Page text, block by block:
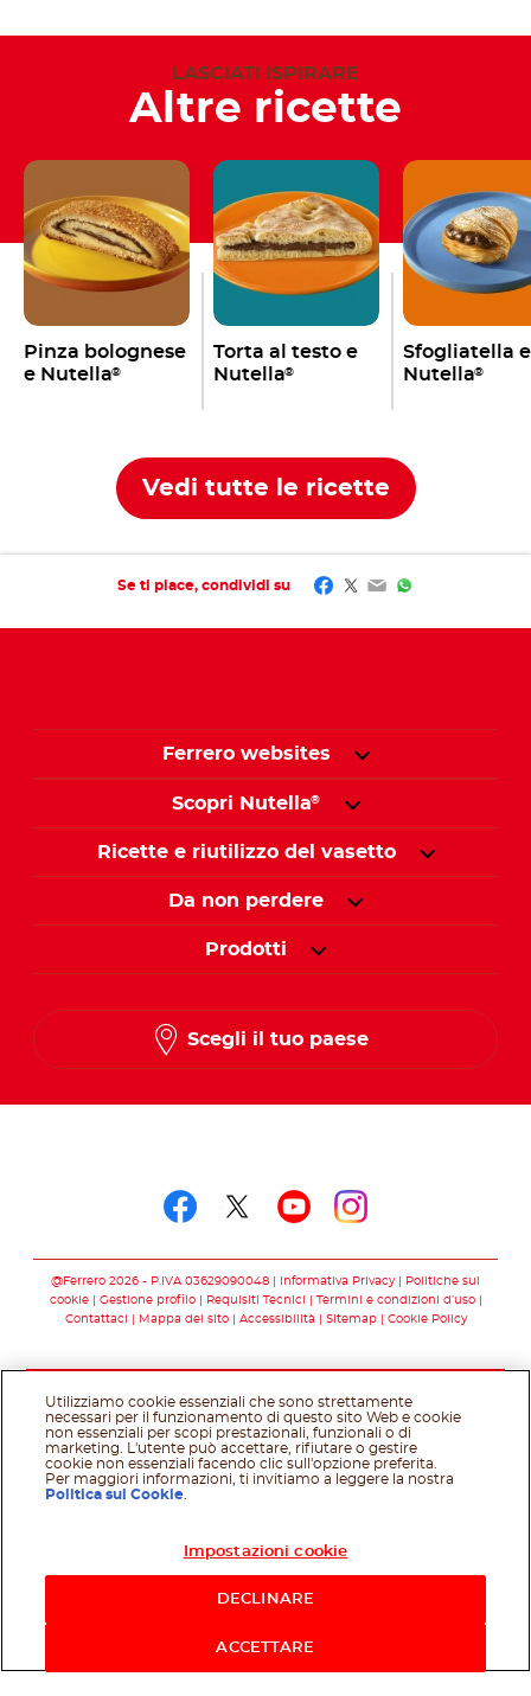
LASCIATI ISPIRARE
Altre ricette
Pinza bolognese
e Nutella®
Torta al testo e
Nutella®
Sfogliatella e
Nutella®
Vedi tutte le ricette
Se ti piace, condividi su Facebook
Twitter
EmailWhatsApp
Ferrero websites
Scopri Nutella®
Ricette e riutilizzo del vasetto
Da non perdere
Prodotti
Scegli il tuo paese
@Ferrero 2026 - P.IVA 03629090048 Informativa Privacy
Politiche sui
cookie
Gestione profilo Requisiti Tecnici
Termini e condizioni d’uso
Contattaci
Mappa del sito Accessibilità Sitemap Cookie Policy
Utilizziamo cookie essenziali che sono strettamente
necessari per il funzionamento di questo sito Web e cookie
non essenziali per scopi prestazionali, funzionali o di
marketing. L'utente può accettare, rifiutare o gestire
cookie non essenziali facendo clic sull'opzione preferita.
Per maggiori informazioni, ti invitiamo a leggere la nostra
Politica sui Cookie
Impostazioni cookie
DECLINARE
ACCETTARE